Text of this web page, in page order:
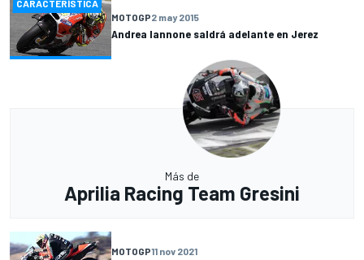
CARACTERÍSTICA
MOTOGP2 may 2015
Andrea Iannone saldrá adelante en Jerez
Más de
Aprilia Racing Team Gresini
MOTOGP11 nov 2021